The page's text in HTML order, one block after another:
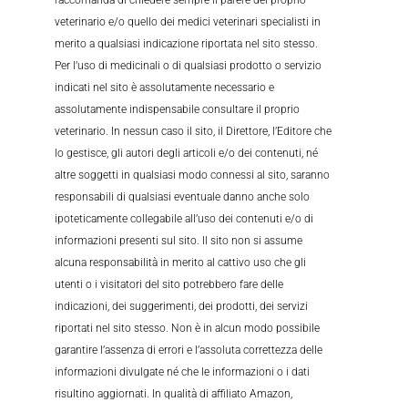
veterinario e/o quello dei medici veterinari specialisti in
merito a qualsiasi indicazione riportata nel sito stesso.
Per l’uso di medicinali o di qualsiasi prodotto o servizio
indicati nel sito è assolutamente necessario e
assolutamente indispensabile consultare il proprio
veterinario. In nessun caso il sito, il Direttore, l’Editore che
lo gestisce, gli autori degli articoli e/o dei contenuti, né
altre soggetti in qualsiasi modo connessi al sito, saranno
responsabili di qualsiasi eventuale danno anche solo
ipoteticamente collegabile all’uso dei contenuti e/o di
informazioni presenti sul sito. Il sito non si assume
alcuna responsabilità in merito al cattivo uso che gli
utenti o i visitatori del sito potrebbero fare delle
indicazioni, dei suggerimenti, dei prodotti, dei servizi
riportati nel sito stesso. Non è in alcun modo possibile
garantire l’assenza di errori e l’assoluta correttezza delle
informazioni divulgate né che le informazioni o i dati
risultino aggiornati. In qualità di affiliato Amazon,